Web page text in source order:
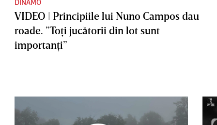
VIDEO | Principiile lui Nuno Campos dau
roade. ”Toţi jucătorii din lot sunt
importanţi”